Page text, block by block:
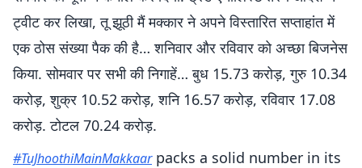
ट्वीट कर लिखा, तू झूठी मैं मक्कार ने अपने विस्तारित सप्ताहांत में
एक ठोस संख्या पैक की है… शनिवार और रविवार को अच्छा बिजनेस
किया. सोमवार पर सभी की निगाहें… बुध 15.73 करोड़, गुरु 10.34
करोड़, शुक्र 10.52 करोड़, शनि 16.57 करोड़, रविवार 17.08
करोड़. टोटल 70.24 करोड़.
#TuJhoothiMainMakkaarpacks a solid number in its